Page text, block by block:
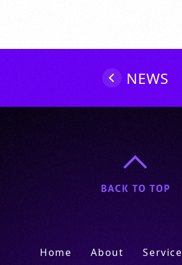
ョ
NEWS
Home About Service